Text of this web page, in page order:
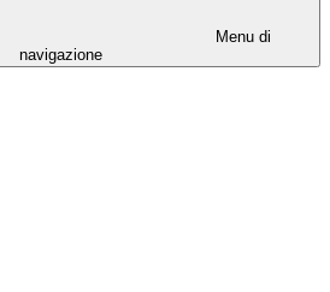
Menu di
navigazione